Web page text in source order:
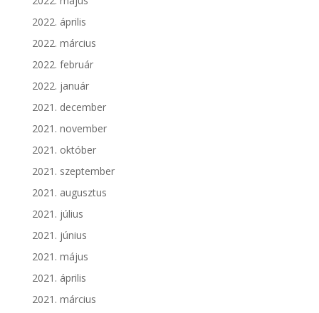
2022. április
2022. március
2022. február
2022. január
2021. december
2021. november
2021. október
2021. szeptember
2021. augusztus
2021. július
2021. június
2021. május
2021. április
2021. március